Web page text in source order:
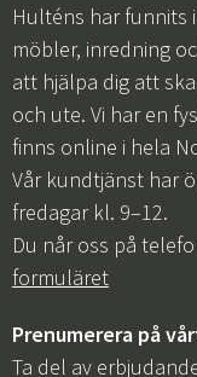
Hulténs har funnits
möbler, inredning
att hjälpa dig att
och ute. Vi har en
finns online i hela
Vår kundtjänst har
fredagar kl. 9–12.
Du når oss på
formuläret
Prenumerera på
Ta del av